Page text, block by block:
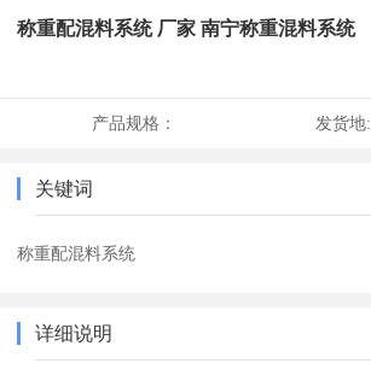
称重配混料系统 厂家 南宁称重混料系统
产品规格： 发货地:
关键词
称重配混料系统
详细说明